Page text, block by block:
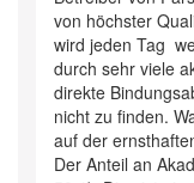
von höchster
wird jeden Tag
durch sehr viele
direkte
nicht zu finden.
auf der
Der Anteil an